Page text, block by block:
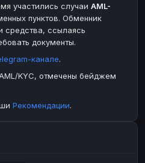
Ripple
Paxum
Payoneer
участились случаи AML-
пунктов. Обменник
средства, ссылаясь
документы.
канале.
KYC, отмечены бейджем
Рекомендации.